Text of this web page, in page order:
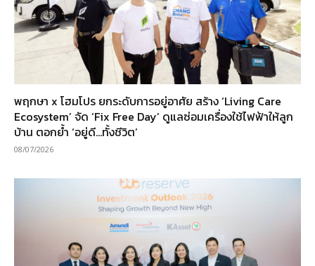
พฤกษา x โฮมโปร ยกระดับการอยู่อาศัย สร้าง ‘Living Care
Ecosystem’ จัด ‘Fix Free Day’ ดูแลซ่อมเครื่องใช้ไฟฟ้าให้ลูก
บ้าน ตอกย้ำ ‘อยู่ดี…ทั้งชีวิต’
08/07/2026